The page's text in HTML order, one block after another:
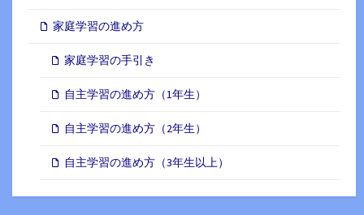
家庭学習の進め方
家庭学習の手引き
自主学習の進め方（1年生）
自主学習の進め方（2年生）
自主学習の進め方（3年生以上）